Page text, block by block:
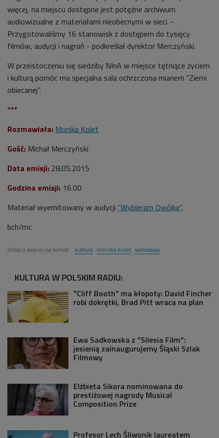
więcej, na miejscu dostępne jest potężne archiwum
audiowizualne z materiałami nieobecnymi w sieci. -
Przygotowaliśmy 16 stanowisk z dostępem do tysięcy
filmów, audycji i nagrań - podkreślał dyrektor Merczyński.
W przeistoczeniu się siedziby NInA w miejsce tętniące życiem
i kulturą pomóc ma specjalna sala ochrzczona mianem "Ziemi
obiecanej".
***
Rozmawiała: Monika Kolet
Gość: Michał Merczyński
Data emisji: 28.05.2015
Godzina emisji: 16.00
Materiał wyemitowany w audycji "Wybieram Dwójkę".
bch/mc
Zobacz więcej na temat: kultura monika kolet warszawa
KULTURA W POLSKIM RADIU:
"Cliff Booth" ma kłopoty: David Fincher
robi dokrętki, Brad Pitt wraca na plan
Ewa Sadkowska z "Silesia Film":
jesienią zainaugurujemy Śląski Szlak
Filmowy
Elżbieta Sikora nominowana do
prestiżowej nagrody Musical
Composition Prize
Profesor Lech Śliwonik laureatem